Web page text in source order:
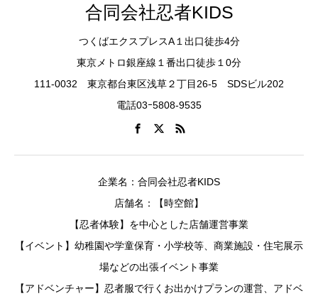
合同会社忍者KIDS
つくばエクスプレスA１出口徒歩4分
東京メトロ銀座線１番出口徒歩１0分
111-0032 東京都台東区浅草２丁目26-5 SDSビル202
電話03ｰ5808-9535
企業名：合同会社忍者KIDS
店舗名：【時空館】
【忍者体験】を中心とした店舗運営事業
【イベント】幼稚園や学童保育・小学校等、商業施設・住宅展示
場などの出張イベント事業
【アドベンチャー】忍者服で行くお出かけプランの運営、アドベ